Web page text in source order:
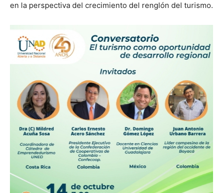
en la perspectiva del crecimiento del renglón del turismo.